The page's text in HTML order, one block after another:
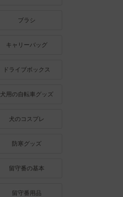
ブラシ
キャリーバッグ
ドライブボックス
犬用の自転車グッズ
犬のコスプレ
防寒グッズ
留守番の基本
留守番用品